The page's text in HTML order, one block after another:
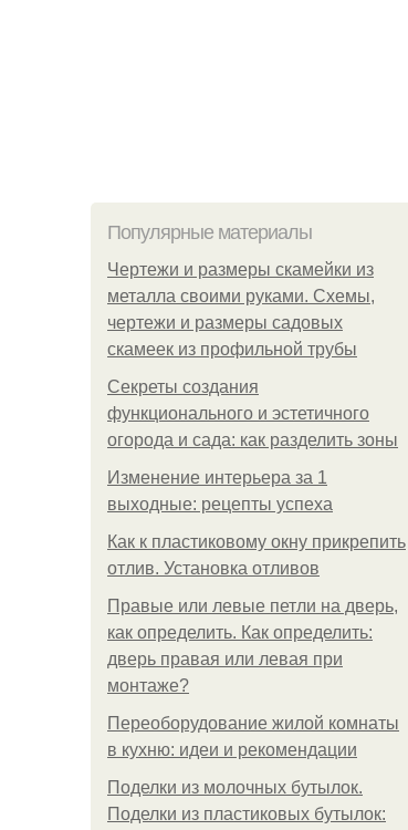
Популярные материалы
Чертежи и размеры скамейки из
металла своими руками. Схемы,
чертежи и размеры садовых
скамеек из профильной трубы
Секреты создания
функционального и эстетичного
огорода и сада: как разделить зоны
Изменение интерьера за 1
выходные: рецепты успеха
Как к пластиковому окну прикрепить
отлив. Установка отливов
Правые или левые петли на дверь,
как определить. Как определить:
дверь правая или левая при
монтаже?
Переоборудование жилой комнаты
в кухню: идеи и рекомендации
Поделки из молочных бутылок.
Поделки из пластиковых бутылок: